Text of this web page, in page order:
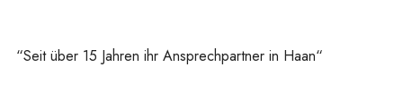
“Seit über 15 Jahren ihr Ansprechpartner in Haan“